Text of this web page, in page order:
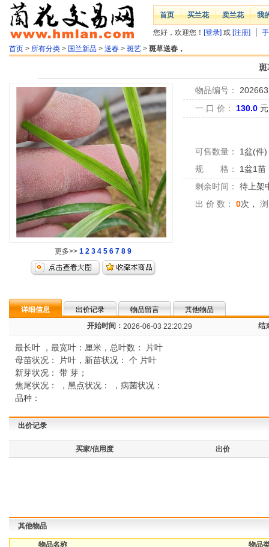
首页 买兰花 卖兰花 我
您好，欢迎您！ [登录] 或 [注册]
首页 > 所有分类 > 国兰新品 > 送春 > 斑艺 > 斑草送春，
斑
更多>> 1 2 3 4 5 6 7 8 9
物品编号：
一 口 价：
130.0 元
可售数量： 1盆(件)
规 格：
1盆1苗
剩余时间：
待上架
出 价 数：
0次，
详细信息 出价记录 物品留言
其他物品
开始时间： 2026-06-03 22:20:29 结
最长叶 ，最宽叶：厘米，总叶数： 片叶
母苗状况： 片叶，新苗状况： 个 片叶
新芽状况： 带 芽；
焦尾状况： ，黑点状况： ，病菌状况：
品种：
出价记录
买家/信用度 出价
其他物品
物品名称
物品